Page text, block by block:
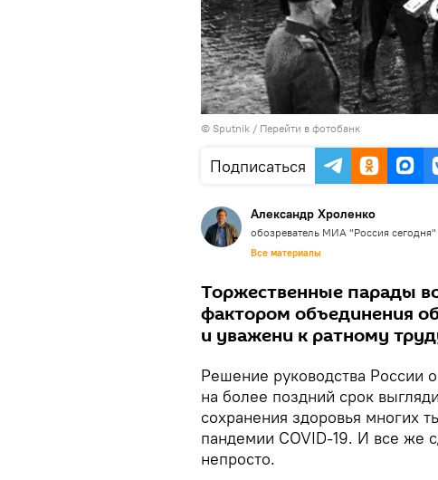
© Sputnik / Перейти в фотобанк
Подписаться
Александр Хроленко
обозреватель МИА "Россия сегодня"
Все материалы
Торжественные парады
фактором объединения
и уважени к ратному
Решение руководства России
на более поздний срок
сохранения здоровья многих
пандемии COVID-19. И все же
непросто.